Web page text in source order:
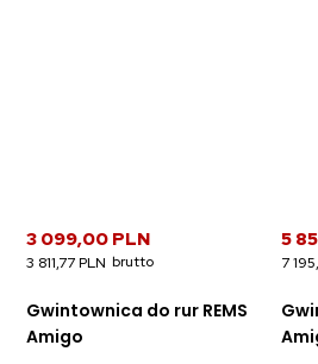
Gwintownica do rur REMS
Amigo
3 099,00 PLN
3 811,77 PLN
5
7